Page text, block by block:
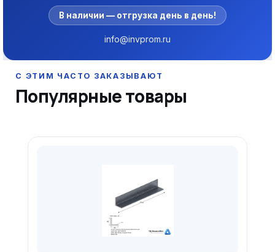
В наличии — отгрузка день в день!
info@invprom.ru
Популярные товары